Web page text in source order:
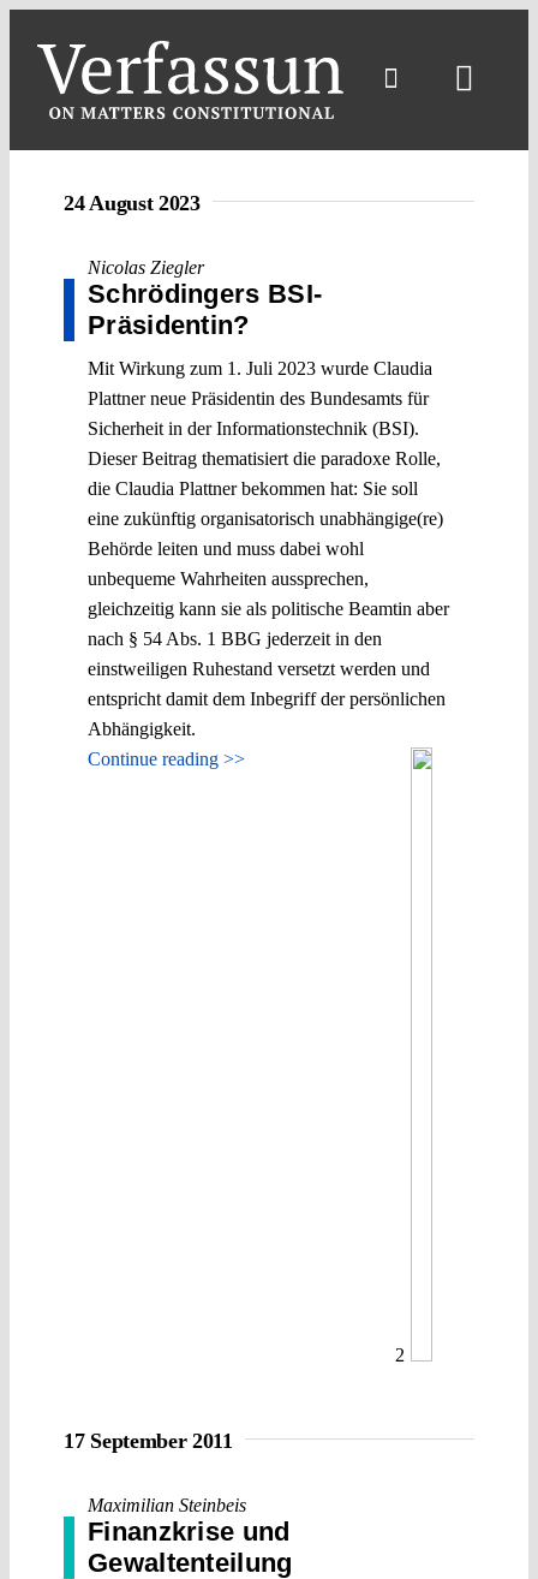
content
24 August 2023
Nicolas Ziegler
Schrödingers BSI-
Präsidentin?
Mit Wirkung zum 1. Juli 2023 wurde Claudia
Plattner neue Präsidentin des Bundesamts für
Sicherheit in der Informationstechnik (BSI).
Dieser Beitrag thematisiert die paradoxe Rolle,
die Claudia Plattner bekommen hat: Sie soll
eine zukünftig organisatorisch unabhängige(re)
Behörde leiten und muss dabei wohl
unbequeme Wahrheiten aussprechen,
gleichzeitig kann sie als politische Beamtin aber
nach § 54 Abs. 1 BBG jederzeit in den
einstweiligen Ruhestand versetzt werden und
entspricht damit dem Inbegriff der persönlichen
Abhängigkeit.
Continue reading >>
2
17 September 2011
Maximilian Steinbeis
Finanzkrise und
Gewaltenteilung